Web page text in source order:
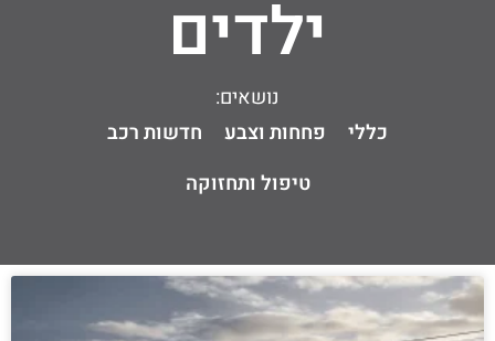
ילדים
נושאים:
כללי
פחחות וצבע
חדשות רכב
טיפול ותחזוקה